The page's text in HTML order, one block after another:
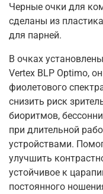
Черные очки для
сделаны из
для парней.
В очках
Vertex BLP Optimo,
фиолетового
снизить риск
биоритмов,
при длительной
устройствами.
улучшить
устойчивое к
постоянного